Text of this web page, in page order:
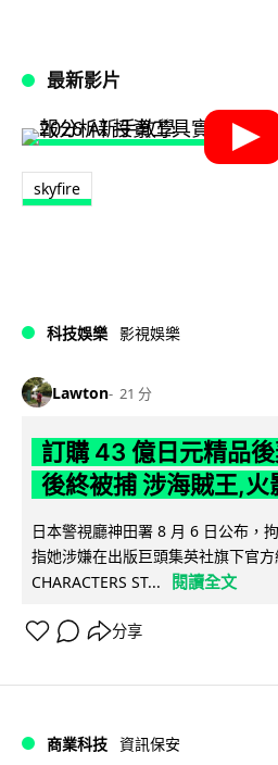
最新影片
skyfire
科技娛樂 影視娛樂
Lawton 21 分
訂購 43 億日元精品
後終被捕 涉海賊王,火
日本警視廳神田署 8 月 6 日公布，
指她涉嫌在出版巨頭集英社旗下官方
CHARACTERS ST...
閱讀全文
分享
商業科技 資訊保安